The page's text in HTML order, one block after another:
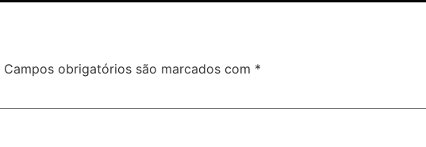
Campos obrigatórios são marcados com *